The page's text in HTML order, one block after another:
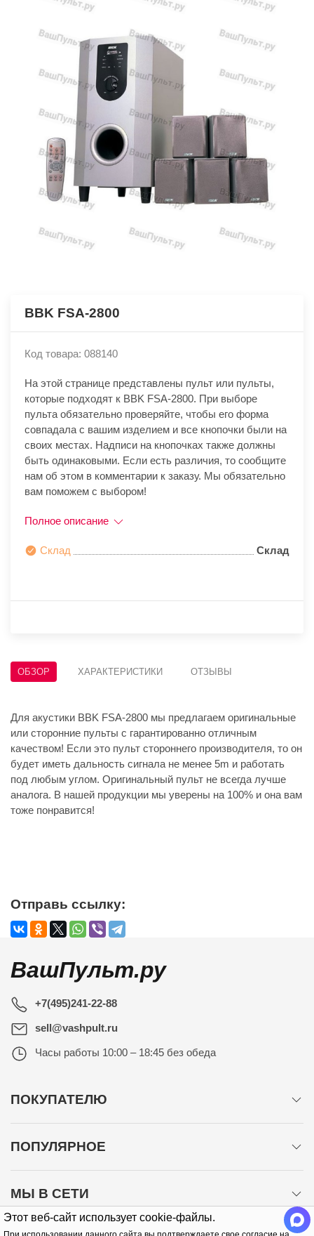
Этот веб-сайт использует cookie-файлы.
BBK FSA-2800
Код товара: 088140
На этой странице представлены пульт или пульты,
которые подходят к BBK FSA-2800. При выборе
пульта обязательно проверяйте, чтобы его форма
совпадала с вашим изделием и все кнопочки были на
своих местах. Надписи на кнопочках также должны
быть одинаковыми. Если есть различия, то сообщите
нам об этом в комментарии к заказу. Мы обязательно
вам поможем с выбором!
Полное описание
Склад Склад
ОБЗОР ХАРАКТЕРИСТИКИ ОТЗЫВЫ
Для акустики BBK FSA-2800 мы предлагаем оригинальные
или сторонние пульты с гарантированно отличным
качеством! Если это пульт стороннего производителя, то он
будет иметь дальность сигнала не менее 5m и работать
под любым углом. Оригинальный пульт не всегда лучше
аналога. В нашей продукции мы уверены на 100% и она вам
тоже понравится!
Отправь ссылку:
ВашПульт.ру
+7(495)241-22-88
sell@vashpult.ru
Часы работы 10:00 – 18:45 без обеда
ПОКУПАТЕЛЮ
ПОПУЛЯРНОЕ
МЫ В СЕТИ